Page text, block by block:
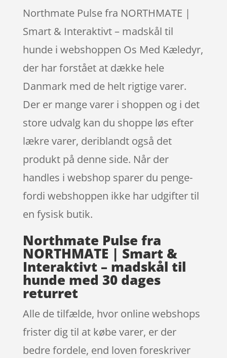
Northmate Pulse fra NORTHMATE |
Smart & Interaktivt – madskål til
hunde i webshoppen Os Med Kæledyr,
der har forstået at dække hele
Danmark med de helt rigtige varer.
Der er mange varer i shoppen og i det
store udvalg kan du shoppe løs efter
lækre varer, deriblandt også det
produkt på denne side. Når der
handles i webshop sparer du penge-
fordi webshoppen ikke har udgifter til
en fysisk butik.
Northmate Pulse fra
NORTHMATE | Smart &
Interaktivt – madskål til
hunde med 30 dages
returret
Alle de tilfælde, hvor online webshops
frister dig til at købe varer, er der
bedre fordele, end loven foreskriver